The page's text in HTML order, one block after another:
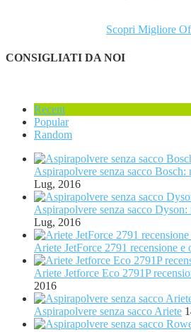
Scopri Migliore
CONSIGLIATI DA NOI
Recent
Popular
Random
Aspirapolvere senza sacco Bosch:
Lug, 2016
Aspirapolvere senza sacco
Lug, 2016
Ariete JetForce 2791 recensione e
Ariete Jetforce Eco 2791P
2016
Aspirapolvere senza sacco Ariete